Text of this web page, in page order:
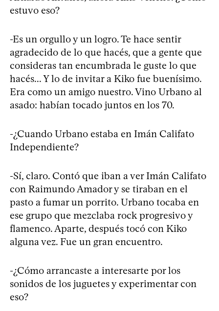
estuvo eso?
-Es un orgullo y un logro. Te hace sentir
agradecido de lo que hacés, que a gente que
consideras tan encumbrada le guste lo que
hacés... Y lo de invitar a Kiko fue buenísimo.
Era como un amigo nuestro. Vino Urbano al
asado: habían tocado juntos en los 70.
-¿Cuando Urbano estaba en Imán Califato
Independiente?
-Sí, claro. Contó que iban a ver Imán Califato
con Raimundo Amador y se tiraban en el
pasto a fumar un porrito. Urbano tocaba en
ese grupo que mezclaba rock progresivo y
flamenco. Aparte, después tocó con Kiko
alguna vez. Fue un gran encuentro.
-¿Cómo arrancaste a interesarte por los
sonidos de los juguetes y experimentar con
eso?